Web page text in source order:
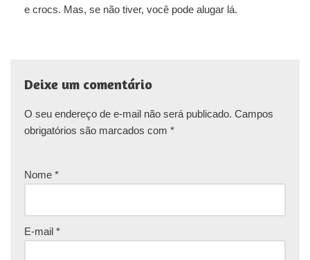
e crocs. Mas, se não tiver, você pode alugar lá.
Deixe um comentário
O seu endereço de e-mail não será publicado. Campos
obrigatórios são marcados com *
Nome *
E-mail *